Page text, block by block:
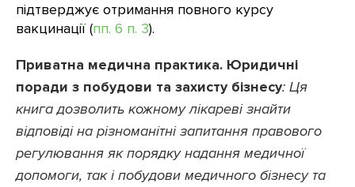
підтверджує отримання повного курсу
вакцинації (пп. 6 п. 3).
Приватна медична практика. Юридичні
поради з побудови та захисту бізнесу: Ця
книга дозволить кожному лікареві знайти
відповіді на різноманітні запитання правового
регулювання як порядку надання медичної
допомоги, так і побудови медичного бізнесу та